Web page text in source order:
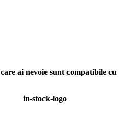
ai nevoie sunt compatibile cu